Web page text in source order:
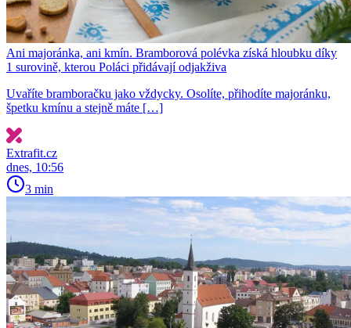
Ani majoránka, ani kmín. Bramborová polévka získá hloubku díky
1 surovině, kterou Poláci přidávají odjakživa
Uvaříte bramboračku jako vždycky. Osolíte, přihodíte majoránku,
špetku kmínu a stejně máte […]
Extrafit.cz
dnes, 10:56
3 min